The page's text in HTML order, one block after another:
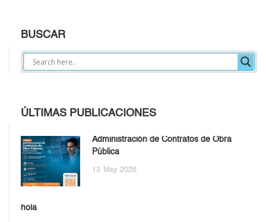
BUSCAR
ÚLTIMAS PUBLICACIONES
Administración de Contratos de Obra
Pública
13 May 2026
hola